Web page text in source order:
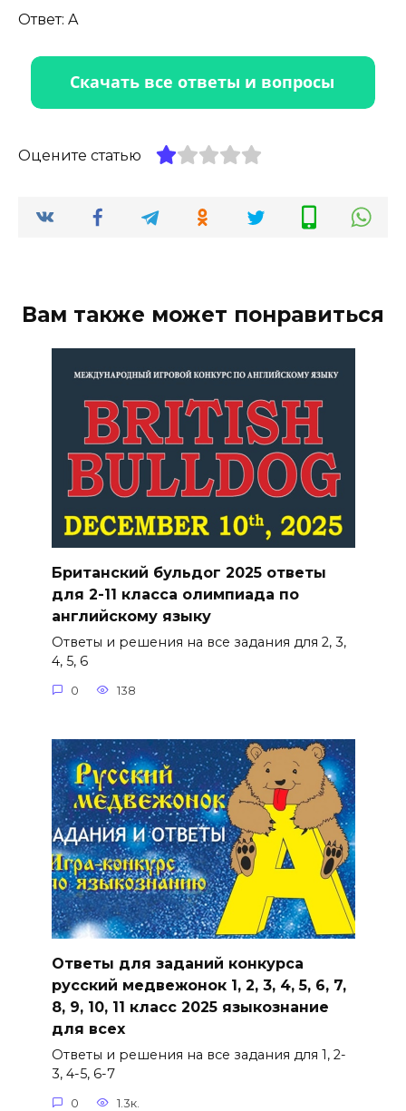
Ответ: A
Оцените статью
Вам также может понравиться
Британский бульдог 2025 ответы
для 2-11 класса олимпиада по
английскому языку
Ответы и решения на все задания для 2, 3,
4, 5, 6
0 138
Ответы для заданий конкурса
русский медвежонок 1, 2, 3, 4, 5, 6, 7,
8, 9, 10, 11 класс 2025 языкознание
для всех
Ответы и решения на все задания для 1, 2-
3, 4-5, 6-7
0 1.3к.